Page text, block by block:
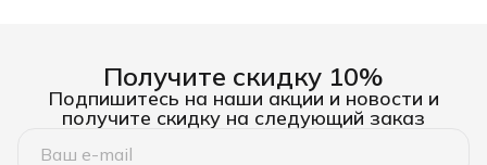
Получите скидку 10%
Подпишитесь на наши акции и новости и
получите скидку на следующий заказ